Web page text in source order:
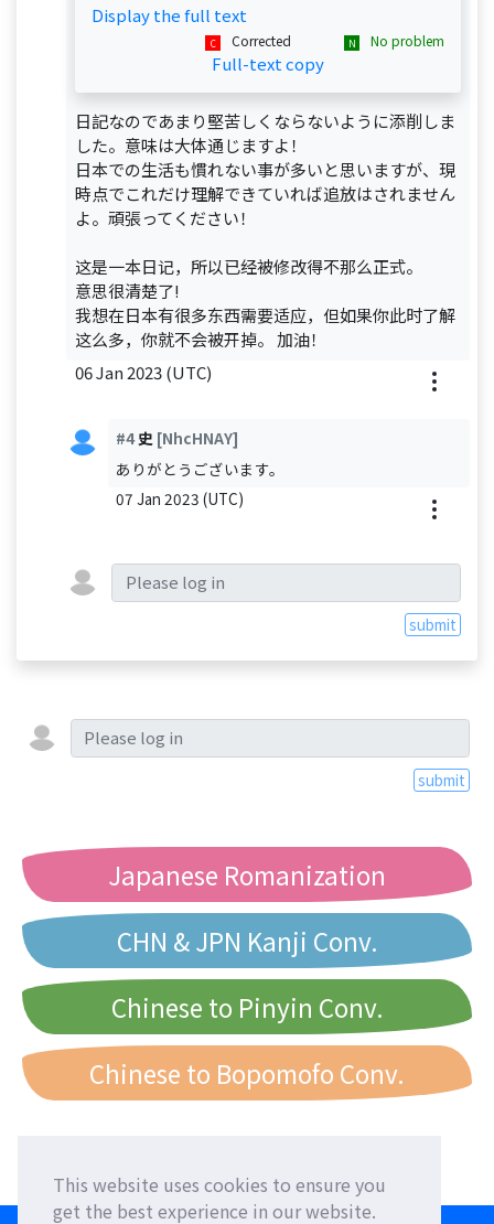
This website uses cookies to ensure you
get the best experience in our website.
Display the full text
Corrected No problem
Full-text copy
日記なのであまり堅苦しくならないように添削しま
した。意味は大体通じますよ！
日本での生活も慣れない事が多いと思いますが、現
時点でこれだけ理解できていれば追放はされません
よ。頑張ってください！
这是一本日记，所以已经被修改得不那么正式。
意思很清楚了!
我想在日本有很多东西需要适应，但如果你此时了解
这么多，你就不会被开掉。 加油！
06 Jan 2023 (UTC)
#4史 [NhcHNAY]
ありがとうございます。
07 Jan 2023 (UTC)
submit
submit
Japanese Romanization
CHN & JPN Kanji Conv.
Chinese to Pinyin Conv.
Chinese to Bopomofo Conv.